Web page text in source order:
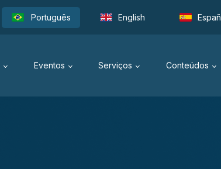
Português English
Eventos Serviços Conteúdos